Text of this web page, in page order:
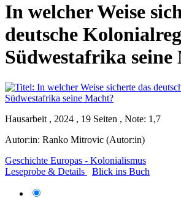
In welcher Weise
deutsche
Südwestafrika seine
Hausarbeit , 2024 , 19 Seiten , Note: 1,7
Autor:in: Ranko Mitrovic (Autor:in)
Geschichte Europas - Kolonialismus
Leseprobe & Details
Blick ins Buch